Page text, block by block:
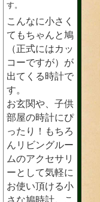
す。
こんなに小さく
てもちゃんと鳩
（正式にはカッ
コーですが）が
出てくる時計で
す。
お玄関や、子供
部屋の時計にぴ
ったり！もちろ
んリビングルー
ムのアクセサリ
ーとして気軽に
お使い頂ける小